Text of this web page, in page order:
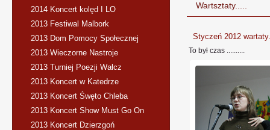
2014 Koncert kolęd I LO
2013 Festiwal Malbork
2013 Dom Pomocy Społecznej
2013 Wieczorne Nastroje
2013 Turniej Poezji Wałcz
2013 Koncert w Katedrze
2013 Koncert Śwęto Chleba
2013 Koncert Show Must Go On
2013 Koncert Dzierzgoń
Wartsztaty.....
Styczeń 2012
To był czas ..........